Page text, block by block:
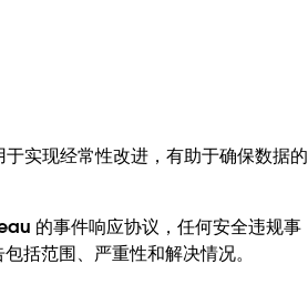
实现经常性改进，有助于确保数据的
的事件响应协议，任何安全违规事
范围、严重性和解决情况。